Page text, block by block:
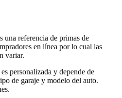
una referencia de primas de
en línea por lo cual las
variar.
personalizada y depende de
de garaje y modelo del auto.